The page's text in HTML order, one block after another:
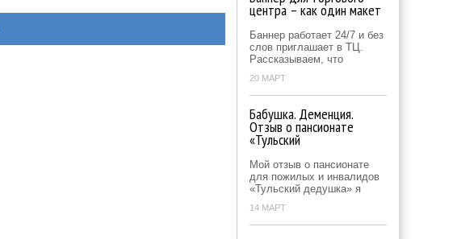
центра – как один макет
Баннер работает 24/7 и без
слов приглашает в ТЦ.
Рассказываем, что
20 МАРТ
Бабушка. Деменция.
Отзыв о пансионате
«Тульский
Мой отзыв о пансионате
для пожилых и инвалидов
«Тульский дедушка» я
14 МАРТ